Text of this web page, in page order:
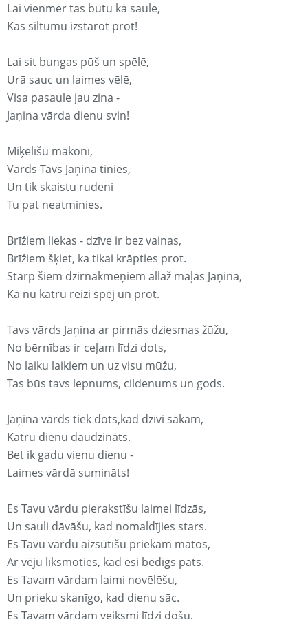
Lai vienmēr tas būtu kā saule,
Kas siltumu izstarot prot!
Lai sit bungas pūš un spēlē,
Urā sauc un laimes vēlē,
Visa pasaule jau zina -
Jaņina vārda dienu svin!
Miķelīšu mākonī,
Vārds Tavs Jaņina tinies,
Un tik skaistu rudeni
Tu pat neatminies.
Brīžiem liekas - dzīve ir bez vainas,
Brīžiem šķiet, ka tikai krāpties prot.
Starp šiem dzirnakmeņiem allaž maļas Jaņina,
Kā nu katru reizi spēj un prot.
Tavs vārds Jaņina ar pirmās dziesmas žūžu,
No bērnības ir ceļam līdzi dots,
No laiku laikiem un uz visu mūžu,
Tas būs tavs lepnums, cildenums un gods.
Jaņina vārds tiek dots,kad dzīvi sākam,
Katru dienu daudzināts.
Bet ik gadu vienu dienu -
Laimes vārdā sumināts!
Es Tavu vārdu pierakstīšu laimei līdzās,
Un sauli dāvāšu, kad nomaldījies stars.
Es Tavu vārdu aizsūtīšu priekam matos,
Ar vēju līksmoties, kad esi bēdīgs pats.
Es Tavam vārdam laimi novēlēšu,
Un prieku skanīgo, kad dienu sāc.
Es Tavam vārdam veiksmi līdzi došu,